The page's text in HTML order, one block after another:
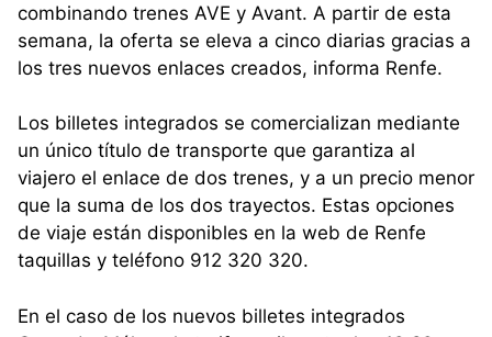
combinando trenes AVE y Avant. A partir de esta
semana, la oferta se eleva a cinco diarias gracias a
los tres nuevos enlaces creados, informa Renfe.
Los billetes integrados se comercializan mediante
un único título de transporte que garantiza al
viajero el enlace de dos trenes, y a un precio menor
que la suma de los dos trayectos. Estas opciones
de viaje están disponibles en la web de Renfe
taquillas y teléfono 912 320 320.
En el caso de los nuevos billetes integrados